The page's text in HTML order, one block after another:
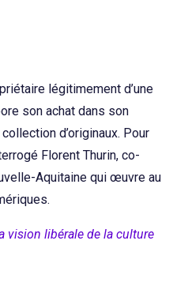
légitimement d’une
son achat dans son
d’originaux. Pour
Florent Thurin, co-
Aquitaine qui œuvre au
vision libérale de la culture